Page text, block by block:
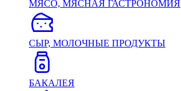
МЯСО, МЯСНАЯ ГАСТРОНОМИЯ
СЫР, МОЛОЧНЫЕ ПРОДУКТЫ
БАКАЛЕЯ